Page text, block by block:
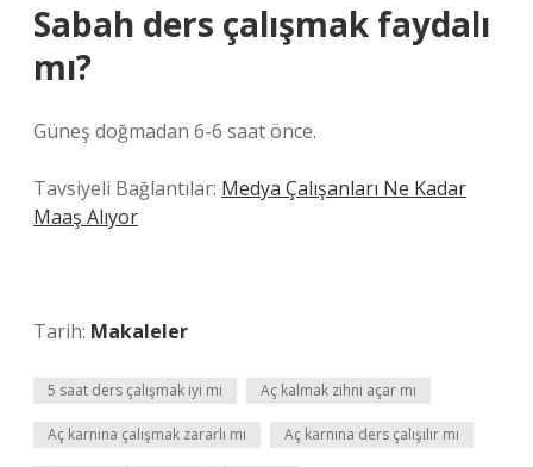
Sabah ders çalışmak faydalı
mı?
Güneş doğmadan 6-6 saat önce.
Tavsiyeli Bağlantılar: Medya Çalışanları Ne Kadar
Maaş Alıyor
Tarih: Makaleler
5 saat ders çalışmak iyi mi Aç kalmak zihni açar mı
Aç karnına çalışmak zararlı mı Aç karnına ders çalışılır mı